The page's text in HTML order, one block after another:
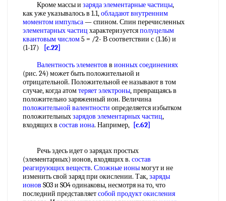
Кроме массы и заряда элементарные частицы,
как уже указывалось в 1.1,обладают внутренним
моментом импульса— спином. Спин перечисленных
элементарных частиц характеризуетсяполуцелым
квантовым числом5 = /2- В соответствии с (1.16) и
(1-17)
[c.22]
Валентность элементов в ионных соединениях
(рис. 24) может быть положительной и
отрицательной. Положительной ее называют в том
случае, когда атомтеряет электроны, превращаясь в
положительно заряженный ион. Величина
положительной валентности определяется избытком
положительныхзарядов элементарных частиц,
входящих в состав иона. Например, [c.62]
Речь здесь идет о зарядах простых
(элементарных) ионов, входящих в. состав
реагирующих веществ. Сложные ионымогут и не
изменить свой заряд при окислении. Так,заряды
ионов SO3 и SO4 одинаковы, несмотря на то, что
последний представляетсобой продукт окисления